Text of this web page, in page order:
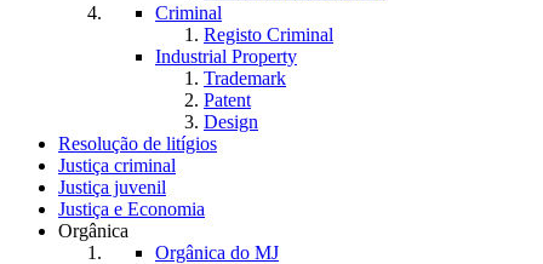
Criminal
Registo Criminal
Industrial Property
Trademark
Patent
Design
Resolução de litígios
Justiça criminal
Justiça juvenil
Justiça e Economia
Orgânica
Orgânica do MJ